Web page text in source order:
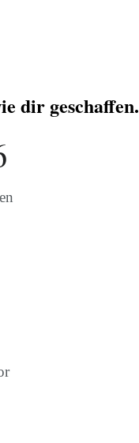
dir geschaffen.